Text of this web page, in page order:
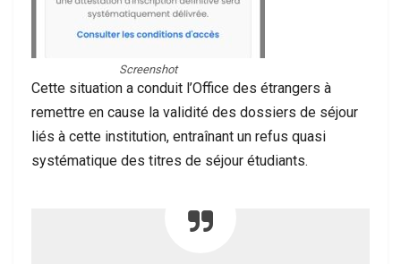
Screenshot
Cette situation a conduit l’Office des étrangers à
remettre en cause la validité des dossiers de séjour
liés à cette institution, entraînant un refus quasi
systématique des titres de séjour étudiants.